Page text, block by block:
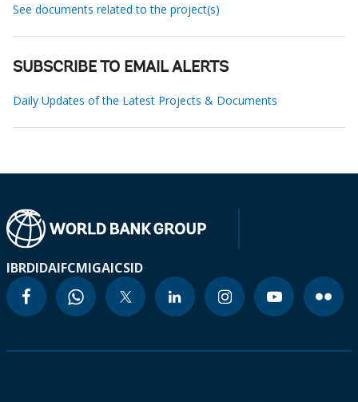
See documents related to the project(s)
SUBSCRIBE TO EMAIL ALERTS
Daily Updates of the Latest Projects & Documents
IBRDIDAIFCMIGAICSID